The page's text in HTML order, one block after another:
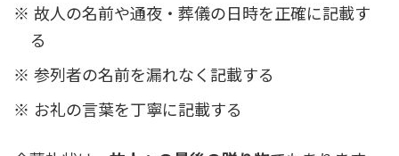
故人の名前や通夜・葬儀の日時を正確に記載す
る
参列者の名前を漏れなく記載する
お礼の言葉を丁寧に記載する